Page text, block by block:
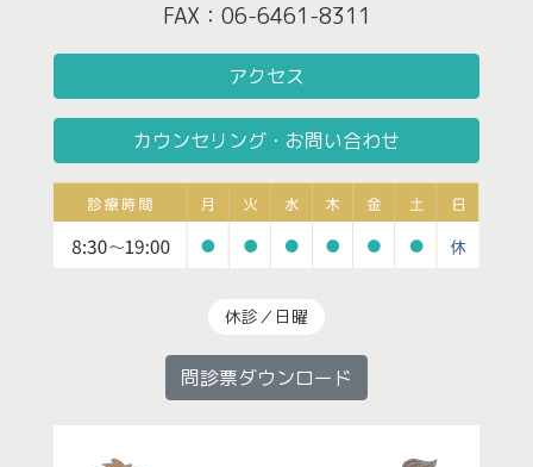
FAX：06-6461-8311
アクセス
カウンセリング・お問い合わせ
休診／日曜
問診票ダウンロード